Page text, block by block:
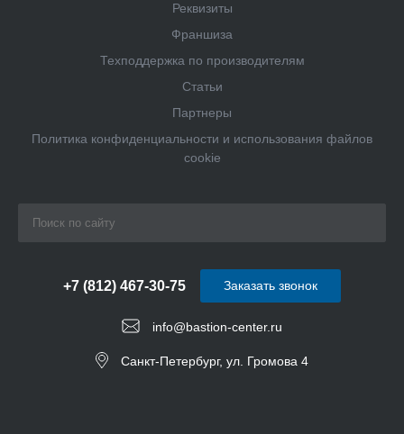
Реквизиты
Франшиза
Техподдержка по производителям
Статьи
Партнеры
Политика конфиденциальности и использования файлов
cookie
+7 (812) 467-30-75
info@bastion-center.ru
Заказать звонок
Санкт-Петербург, ул. Громова 4